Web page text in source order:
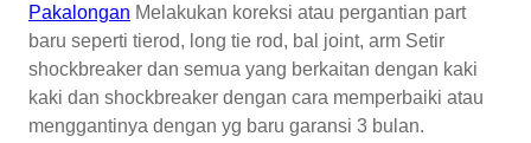
Pakalongan Melakukan koreksi atau pergantian part
baru seperti tierod, long tie rod, bal joint, arm Setir
shockbreaker dan semua yang berkaitan dengan kaki
kaki dan shockbreaker dengan cara memperbaiki atau
menggantinya dengan yg baru garansi 3 bulan.